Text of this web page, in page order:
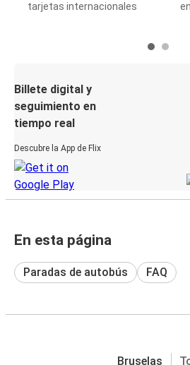
tarjetas internacionales
Billete digital y
seguimiento en
tiempo real
Descubre la App de Flix
En esta página
Paradas de autobús FAQ
Bruselas